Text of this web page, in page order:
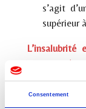
Consentement
s’agit
supérieur
Cette
suspension
conditions de